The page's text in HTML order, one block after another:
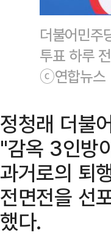
더불어민주
투표 하루
ⓒ연합뉴스
정청래 더불
"감옥 3인방
과거로의 퇴
전면전을 선
했다.